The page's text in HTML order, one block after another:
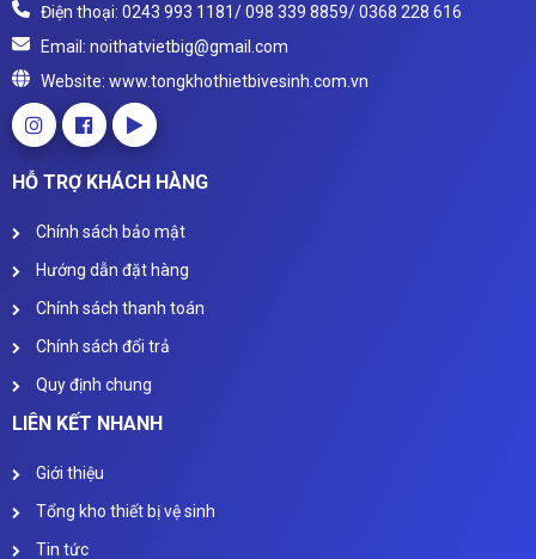
Điện thoại: 0243 993 1181/ 098 339 8859/ 0368 228 616
Email: noithatvietbig@gmail.com
Website: www.tongkhothietbivesinh.com.vn
HỖ TRỢ KHÁCH HÀNG
Chính sách bảo mật
Hướng dẫn đặt hàng
Chính sách thanh toán
Chính sách đổi trả
Quy định chung
LIÊN KẾT NHANH
Giới thiệu
Tổng kho thiết bị vệ sinh
Tin tức